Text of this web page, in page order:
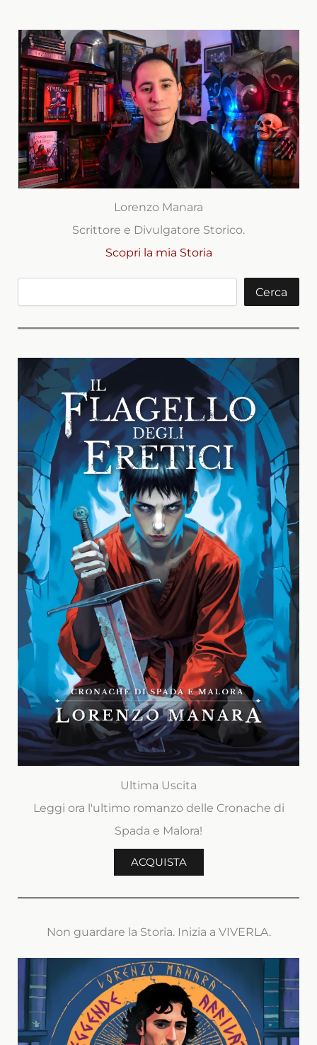
Lorenzo Manara
Scrittore e Divulgatore Storico.
Scopri la mia Storia
Cerca
Ultima Uscita
Leggi ora l'ultimo romanzo delle Cronache di
Spada e Malora!
ACQUISTA
Non guardare la Storia. Inizia a VIVERLA.